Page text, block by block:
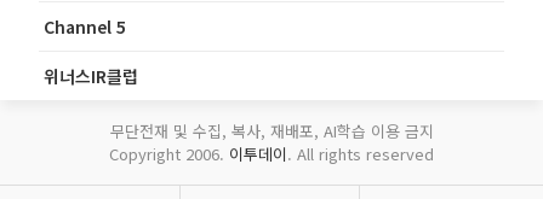
Channel 5
위너스IR클럽
무단전재 및 수집, 복사, 재배포, AI학습 이용 금지
Copyright 2006. 이투데이. All rights reserved